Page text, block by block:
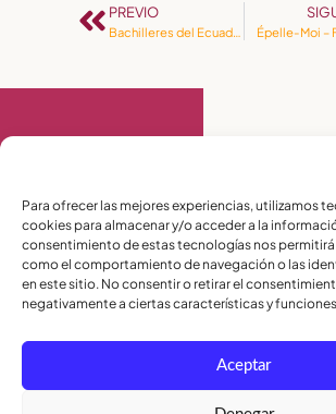
Para ofrecer las mejores experiencias, utilizamos
cookies para almacenar y/o acceder a la
consentimiento de estas tecnologías nos
como el comportamiento de navegación o las
en este sitio. No consentir o retirar el
negativamente a ciertas características y
Aceptar
PREVIO
Épelle-Moi –
PBX:(04) 372
Celular:099 016
2715
Celular:098 580
2370
Km 2,5 Vía a
Samborondón.